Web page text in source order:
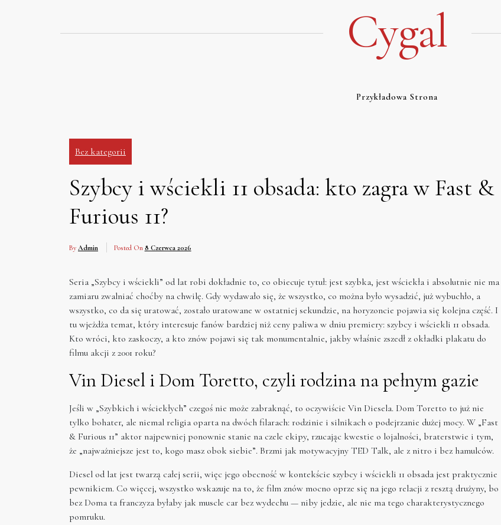
Cygal
Przykładowa Strona
Bez kategorii
Szybcy i wściekli 11 obsada: kto zagra w Fast &
Furious 11?
By Admin Posted On 8 Czerwca 2026
Seria „Szybcy i wściekli” od lat robi dokładnie to, co obiecuje tytuł: jest szybka, jest wściekła i absolutnie nie ma
zamiaru zwalniać choćby na chwilę. Gdy wydawało się, że wszystko, co można było wysadzić, już wybuchło, a
wszystko, co da się uratować, zostało uratowane w ostatniej sekundzie, na horyzoncie pojawia się kolejna część. I
tu wjeżdża temat, który interesuje fanów bardziej niż ceny paliwa w dniu premiery: szybcy i wściekli 11 obsada.
Kto wróci, kto zaskoczy, a kto znów pojawi się tak monumentalnie, jakby właśnie zszedł z okładki plakatu do
filmu akcji z 2001 roku?
Vin Diesel i Dom Toretto, czyli rodzina na pełnym gazie
Jeśli w „Szybkich i wściekłych” czegoś nie może zabraknąć, to oczywiście Vin Diesela. Dom Toretto to już nie
tylko bohater, ale niemal religia oparta na dwóch filarach: rodzinie i silnikach o podejrzanie dużej mocy. W „Fast
& Furious 11” aktor najpewniej ponownie stanie na czele ekipy, rzucając kwestie o lojalności, braterstwie i tym,
że „najważniejsze jest to, kogo masz obok siebie”. Brzmi jak motywacyjny TED Talk, ale z nitro i bez hamulców.
Diesel od lat jest twarzą całej serii, więc jego obecność w kontekście szybcy i wściekli 11 obsada jest praktycznie
pewnikiem. Co więcej, wszystko wskazuje na to, że film znów mocno oprze się na jego relacji z resztą drużyny, bo
bez Doma ta franczyza byłaby jak muscle car bez wydechu — niby jedzie, ale nie ma tego charakterystycznego
pomruku.